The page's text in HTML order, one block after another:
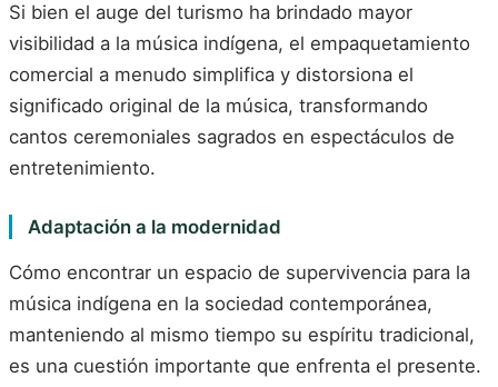
Si bien el auge del turismo ha brindado mayor
visibilidad a la música indígena, el empaquetamiento
comercial a menudo simplifica y distorsiona el
significado original de la música, transformando
cantos ceremoniales sagrados en espectáculos de
entretenimiento.
Adaptación a la modernidad
Cómo encontrar un espacio de supervivencia para la
música indígena en la sociedad contemporánea,
manteniendo al mismo tiempo su espíritu tradicional,
es una cuestión importante que enfrenta el presente.